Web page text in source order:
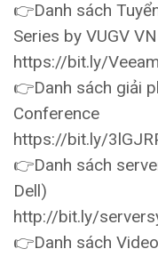
👉Danh sách
Series by VUGV VN
https://bit.ly/
👉Danh sách giải
Conference
https://bit.ly/
👉Danh sách
Dell)
http://bit.ly/
👉Danh sách